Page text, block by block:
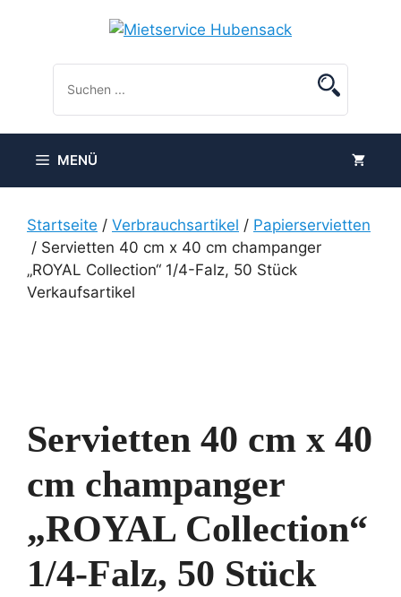
MENÜ
Startseite / Verbrauchsartikel / Papierservietten
/ Servietten 40 cm x 40 cm champanger
„ROYAL Collection“ 1/4-Falz, 50 Stück
Verkaufsartikel
Servietten 40 cm x 40
cm champanger
„ROYAL Collection“
1/4-Falz, 50 Stück